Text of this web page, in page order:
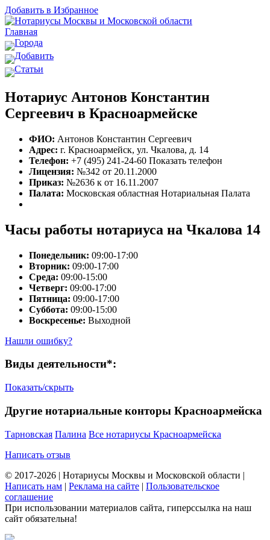
Добавить в Избранное
Главная
Города
Добавить
Статьи
Нотариус Антонов Константин
Сергеевич в Красноармейске
ФИО: Антонов Константин Сергеевич
Адрес: г. Красноармейск, ул. Чкалова, д. 14
Телефон: +7 (495) 241-24-60 Показать телефон
Лицензия: №342 от 20.11.2000
Приказ: №2636 к от 16.11.2007
Палата: Московская областная Нотариальная Палата
Часы работы нотариуса на Чкалова 14
Понедельник: 09:00-17:00
Вторник: 09:00-17:00
Среда: 09:00-15:00
Четверг: 09:00-17:00
Пятница: 09:00-17:00
Суббота: 09:00-15:00
Воскресенье: Выходной
Нашли ошибку?
Виды деятельности*:
Показать/скрыть
Другие нотариальные конторы Красноармейска
Тарновская Палина Все нотариусы Красноармейска
Написать отзыв
© 2017-2026 | Нотариусы Москвы и Московской области |
Написать нам | Реклама на сайте | Пользовательское
соглашение
При использовании материалов сайта, гиперссылка на наш
сайт обязательна!